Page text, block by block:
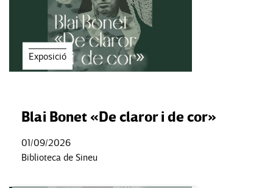
Exposició
Blai Bonet «De claror i de cor»
01/09/2026
Biblioteca de Sineu